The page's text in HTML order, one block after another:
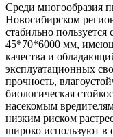
Среди многообразия
Новосибирском
стабильно
45*70*6000 мм,
качества и
эксплуатационных
прочность,
биологическая
насекомым
низким риском
широко используют в